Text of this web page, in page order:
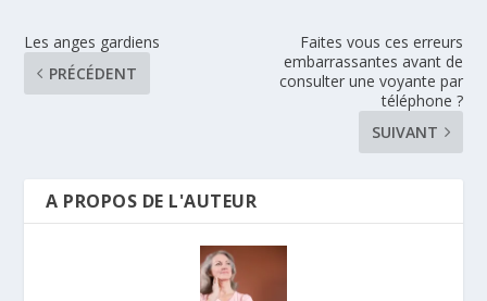
Les anges gardiens
PRÉCÉDENT
Faites vous ces erreurs
embarrassantes avant de
consulter une voyante par
téléphone ?
SUIVANT
A PROPOS DE L'AUTEUR